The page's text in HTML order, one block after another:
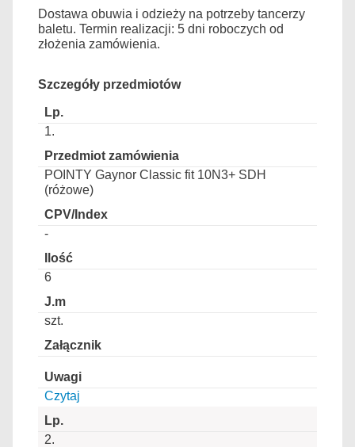
Dostawa obuwia i odzieży na potrzeby tancerzy
baletu. Termin realizacji: 5 dni roboczych od
złożenia zamówienia.
Szczegóły przedmiotów
1.
POINTY Gaynor Classic fit 10N3+ SDH
(różowe)
-
6
szt.
Czytaj
2.